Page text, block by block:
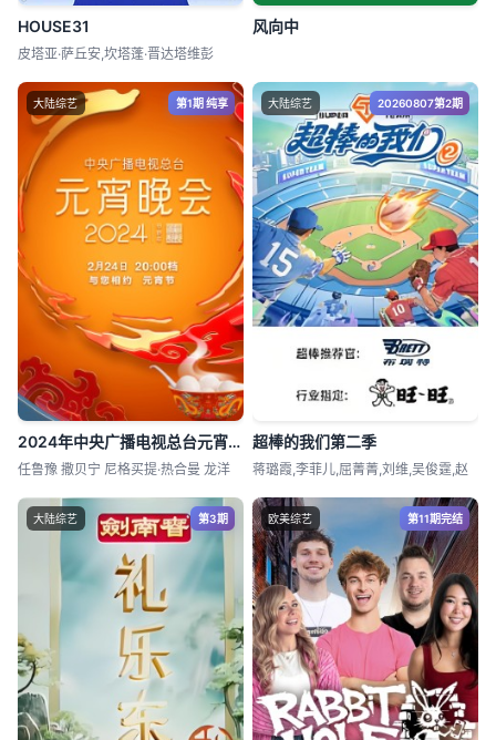
HOUSE31
皮塔亚·萨丘安,坎塔蓬·晋达塔维彭
风向中
大陆综艺 第1期 纯享
2024年中央广播电视总台元宵晚会
任鲁豫 撒贝宁 尼格买提·热合曼 龙洋
大陆综艺 20260807第2期
超棒的我们第二季​
蒋璐霞,李菲儿,屈菁菁,刘维,吴俊霆,赵
大陆综艺 第3期 欧美综艺 第11期完结